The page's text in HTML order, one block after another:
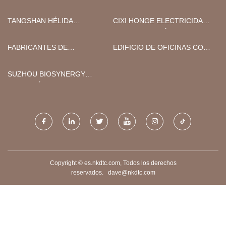
TANGSHAN HÉLIDA
GESTIÓN CO., LIMITADO.
CIXI HONGE ELECTRICIDAD
LTD.
FABRICANTES DE
SUMERGIDOS EN ACEITE DE
EDIFICIO DE OFICINAS CON
SUZHOU BIOSYNERGY
Copyright © es.nkdtc.com, Todos los derechos
reservados. dave@nkdtc.com